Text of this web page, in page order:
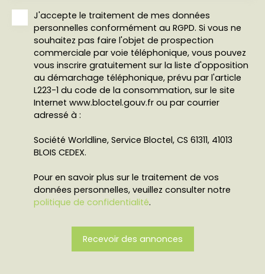
J'accepte le traitement de mes données
personnelles conformément au RGPD. Si vous ne
souhaitez pas faire l'objet de prospection
commerciale par voie téléphonique, vous pouvez
vous inscrire gratuitement sur la liste d'opposition
au démarchage téléphonique, prévu par l'article
L223-1 du code de la consommation, sur le site
Internet www.bloctel.gouv.fr ou par courrier
adressé à :
Société Worldline, Service Bloctel, CS 61311, 41013
BLOIS CEDEX.
Pour en savoir plus sur le traitement de vos
données personnelles, veuillez consulter notre
politique de confidentialité.
Recevoir des annonces